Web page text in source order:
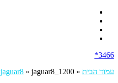
3466*
עמוד הבית »
jaguar8 » jaguar8_1200